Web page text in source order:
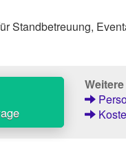
Standbetreuung,